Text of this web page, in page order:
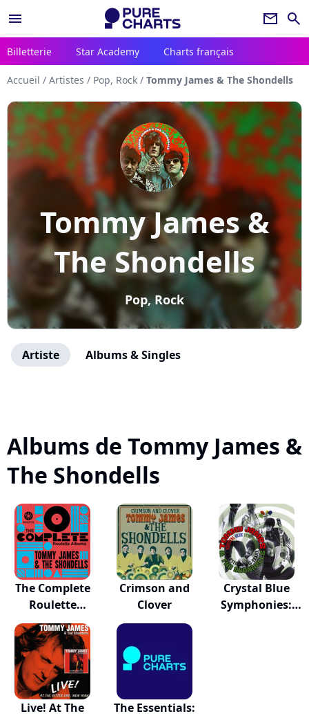
menu newsletter search
Billetterie Star Academy Charts français
Accueil / Artistes / Pop, Rock / Tommy James & The Shondells
Tommy James &
The Shondells
Pop, Rock
Artiste Albums & Singles
Albums de Tommy James &
The Shondells
The Complete
Roulette
Albums
Crimson and
Clover
Crystal Blue
Symphonies:
Live! At The
The Essentials: